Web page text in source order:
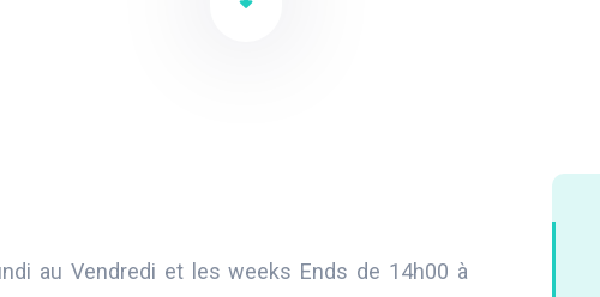
au Vendredi et les weeks Ends de 14h00 à